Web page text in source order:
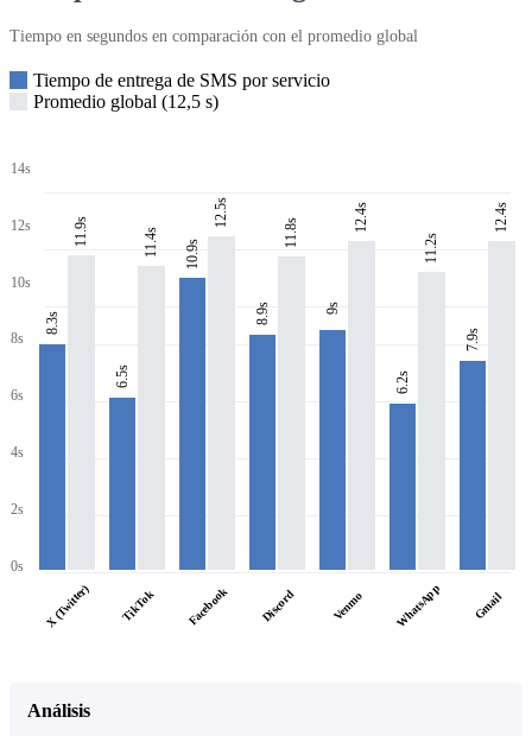
Tiempo en segundos en comparación con el promedio global
Tiempo de entrega de SMS por servicio
Promedio global (12,5 s)
14s
12s
10s
8s
6s
4s
2s
0s
8.3s
11.9s
X (Twitter)
6.5s
11.4s
TikTok
10.9s
12.5s
Facebook
8.9s
11.8s
Discord
9s
12.4s
Venmo
6.2s
11.2s
WhatsApp
7.9s
12.4s
Gmail
Análisis